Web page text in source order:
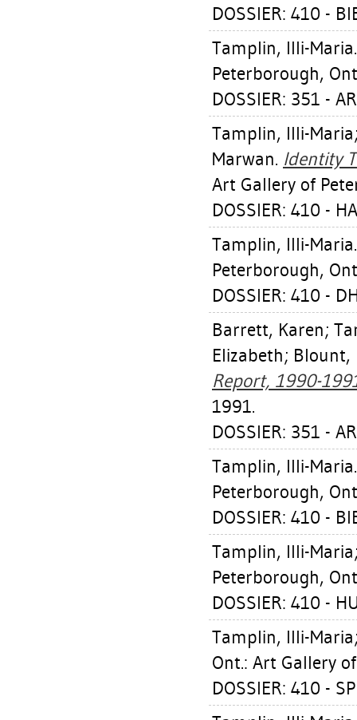
DOSSIER: 410 -
Tamplin, Illi-Maria
Peterborough,
DOSSIER: 351 -
Tamplin, Illi-Maria
Marwan. Identity
Art Gallery of
DOSSIER: 410 -
Tamplin, Illi-Maria
Peterborough,
DOSSIER: 410 -
Barrett, Karen;
Elizabeth; Blount,
Report, 1990-
1991.
DOSSIER: 351 -
Tamplin, Illi-Maria
Peterborough,
DOSSIER: 410 -
Tamplin, Illi-Maria
Peterborough,
DOSSIER: 410 -
Tamplin, Illi-Maria
Ont.: Art Gallery
DOSSIER: 410 -